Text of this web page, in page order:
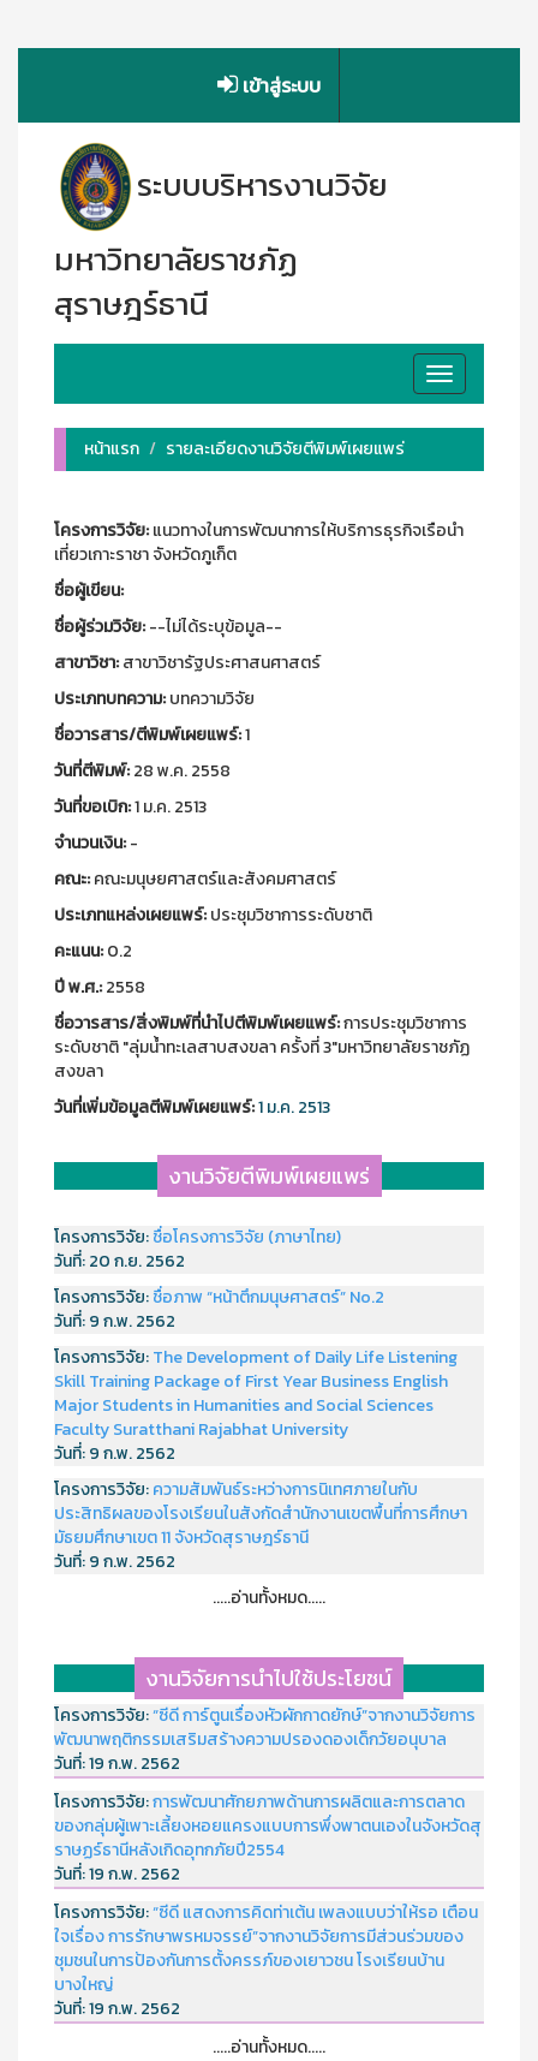
เข้าสู่ระบบ
ระบบบริหารงานวิจัย
มหาวิทยาลัยราชภัฏ
สุราษฎร์ธานี
Toggle
navigation
หน้าแรก
รายละเอียดงานวิจัยตีพิมพ์เผยแพร่
โครงการวิจัย:แนวทางในการพัฒนาการให้บริการธุรกิจเรือนำ
เที่ยวเกาะราชา จังหวัดภูเก็ต
ชื่อผู้เขียน:
ชื่อผู้ร่วมวิจัย:--ไม่ได้ระบุข้อมูล--
สาขาวิชา:สาขาวิชารัฐประศาสนศาสตร์
ประเภทบทความ:บทความวิจัย
ชื่อวารสาร/ตีพิมพ์เผยแพร์:1
วันที่ตีพิมพ์:28 พ.ค. 2558
วันที่ขอเบิก:1 ม.ค. 2513
จำนวนเงิน:-
คณะ:คณะมนุษยศาสตร์และสังคมศาสตร์
ประเภทแหล่งเผยแพร์:ประชุมวิชาการระดับชาติ
คะแนน:0.2
ปี พ.ศ.:2558
ชื่อวารสาร/สิ่งพิมพ์ที่นำไปตีพิมพ์เผยแพร์:การประชุมวิชาการ
ระดับชาติ "ลุ่มน้ำทะเลสาบสงขลา ครั้งที่ 3"มหาวิทยาลัยราชภัฏ
สงขลา
วันที่เพิ่มข้อมูลตีพิมพ์เผยแพร์:1 ม.ค. 2513
งานวิจัยตีพิมพ์เผยแพร่
โครงการวิจัย:ชื่อโครงการวิจัย (ภาษาไทย)
วันที่:20 ก.ย. 2562
โครงการวิจัย:ชื่อภาพ “หน้าตึกมนุษศาสตร์” No.2
วันที่:9 ก.พ. 2562
โครงการวิจัย:The Development of Daily Life Listening
Skill Training Package of First Year Business English
Major Students in Humanities and Social Sciences
Faculty Suratthani Rajabhat University
วันที่:9 ก.พ. 2562
โครงการวิจัย:ความสัมพันธ์ระหว่างการนิเทศภายในกับ
ประสิทธิผลของโรงเรียนในสังกัดสำนักงานเขตพื้นที่การศึกษา
มัธยมศึกษาเขต 11 จังหวัดสุราษฎร์ธานี
วันที่:9 ก.พ. 2562
.....อ่านทั้งหมด.....
งานวิจัยการนำไปใช้ประโยชน์
โครงการวิจัย:“ซีดี การ์ตูนเรื่องหัวผักกาดยักษ์”จากงานวิจัยการ
พัฒนาพฤติกรรมเสริมสร้างความปรองดองเด็กวัยอนุบาล
วันที่:19 ก.พ. 2562
โครงการวิจัย:การพัฒนาศักยภาพด้านการผลิตและการตลาด
ของกลุ่มผู้เพาะเลี้ยงหอยแครงแบบการพึ่งพาตนเองในจังหวัดสุ
ราษฏร์ธานีหลังเกิดอุทกภัยปี2554
วันที่:19 ก.พ. 2562
โครงการวิจัย:“ซีดี แสดงการคิดท่าเต้น เพลงแบบว่าให้รอ เตือน
ใจเรื่อง การรักษาพรหมจรรย์”จากงานวิจัยการมีส่วนร่วมของ
ชุมชนในการป้องกันการตั้งครรภ์ของเยาวชน โรงเรียนบ้าน
บางใหญ่
วันที่:19 ก.พ. 2562
.....อ่านทั้งหมด.....